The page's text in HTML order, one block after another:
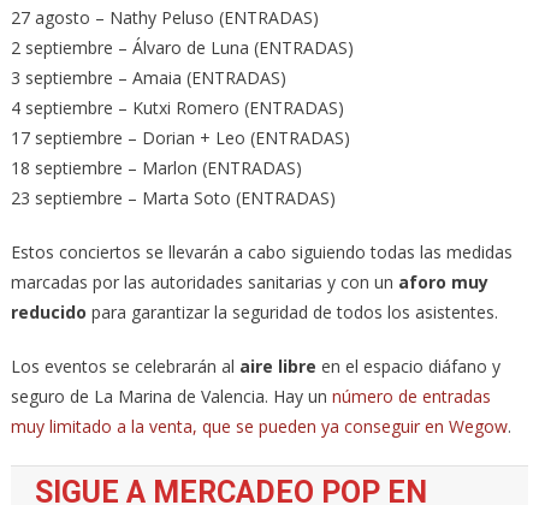
27 agosto – Nathy Peluso (ENTRADAS)
2 septiembre – Álvaro de Luna (ENTRADAS)
3 septiembre – Amaia (ENTRADAS)
4 septiembre – Kutxi Romero (ENTRADAS)
17 septiembre – Dorian + Leo (ENTRADAS)
18 septiembre – Marlon (ENTRADAS)
23 septiembre – Marta Soto (ENTRADAS)
Estos conciertos se llevarán a cabo siguiendo todas las medidas
marcadas por las autoridades sanitarias y con un aforo muy
reducido para garantizar la seguridad de todos los asistentes.
Los eventos se celebrarán al aire libre en el espacio diáfano y
seguro de La Marina de Valencia. Hay un número de entradas
muy limitado a la venta, que se pueden ya conseguir en Wegow.
SIGUE A MERCADEO POP EN